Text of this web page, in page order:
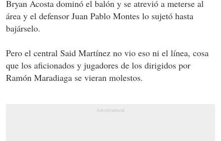
Bryan Acosta dominó el balón y se atrevió a meterse al
área y el defensor Juan Pablo Montes lo sujetó hasta
bajárselo.
Pero el central Said Martínez no vio eso ni el línea, cosa
que los aficionados y jugadores de los dirigidos por
Ramón Maradiaga se vieran molestos.